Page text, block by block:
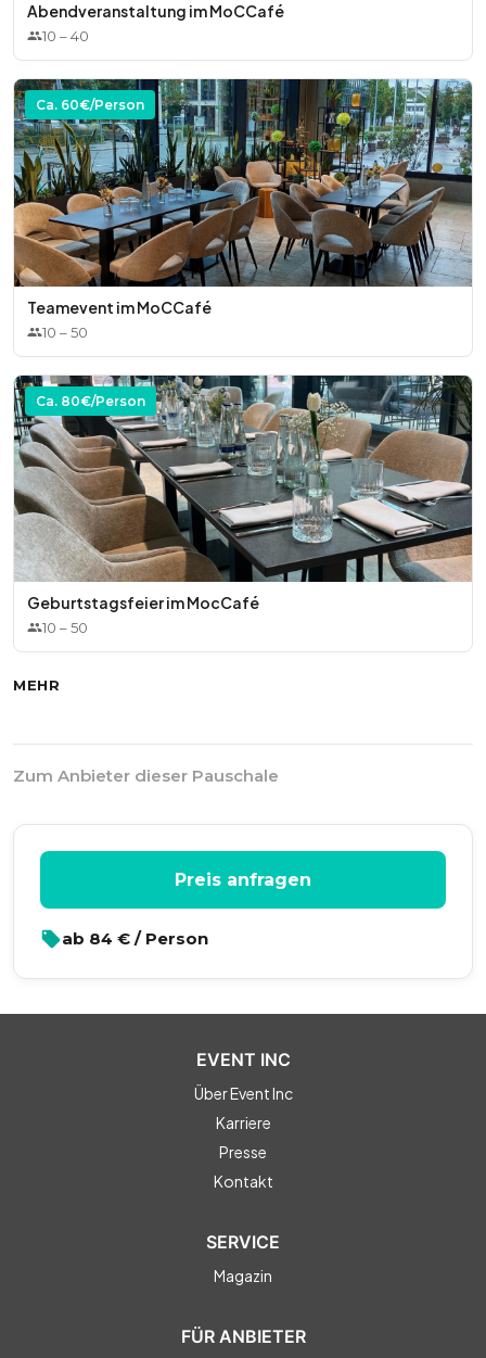
Abendveranstaltung im MoCCafé
10 –40
Ca. 60€/Person
Teamevent im MoCCafé
10 –50
Ca. 80€/Person
Geburtstagsfeier im MocCafé
10 –50
MEHR
Zum Anbieter dieser Pauschale
Preis anfragen
ab 84 € / Person
EVENT INC
Über Event Inc
Karriere
Presse
Kontakt
SERVICE
Magazin
FÜR ANBIETER